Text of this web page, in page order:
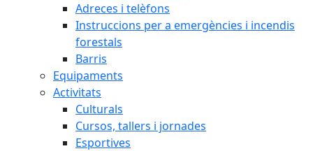
Adreces i telèfons
Instruccions per a emergències i incendis
forestals
Barris
Equipaments
Activitats
Culturals
Cursos, tallers i jornades
Esportives